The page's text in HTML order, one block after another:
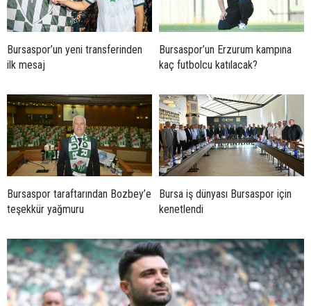
Bursaspor’un yeni transferinden
ilk mesaj
Bursaspor’un Erzurum kampına
kaç futbolcu katılacak?
Bursaspor taraftarından Bozbey’e
teşekkür yağmuru
Bursa iş dünyası Bursaspor için
kenetlendi